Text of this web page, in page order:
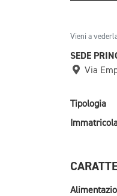
Vieni a
SEDE
Via
Tipologia